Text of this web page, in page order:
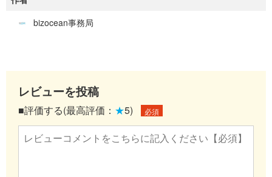
bizocean事務局
レビューを投稿
■評価する(最高評価： ★5) 必須